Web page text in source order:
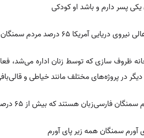
پسر دارم و باشد او کودکی
تاجیک هستند,مابقی را ازبک ها و هزاره ها تشکیل می دهند
اولین کارخانه ظروف سازی که توسط زنان
در پروژه‌های مختلف مانند خیاطی و
سمنگان همه زیر پای آورم